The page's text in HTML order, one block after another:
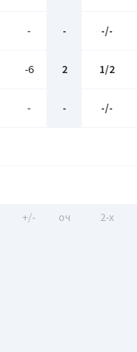
- - -/-
-6 2 1/2
- - -/-
+/- оч 2-x